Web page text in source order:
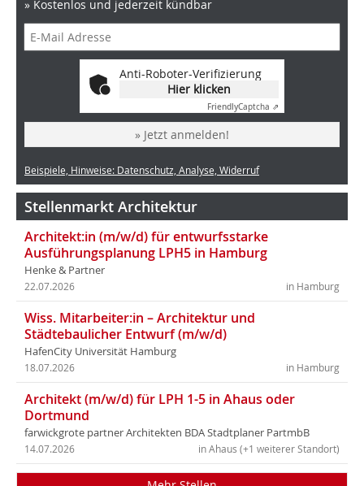
» Kostenlos und jederzeit kündbar
Anti-Roboter-Verifizierung
Hier klicken
FriendlyCaptcha ⇗
» Jetzt anmelden!
Beispiele, Hinweise: Datenschutz, Analyse, Widerruf
Stellenmarkt Architektur
Architekt:in (m/w/d) für entwurfsstarke
Ausführungsplanung LPH5 in Hamburg
Henke & Partner
in Hamburg
22.07.2026
Wiss. Mitarbeiter:in – Architektur und
Städtebaulicher Entwurf (m/w/d)
HafenCity Universität Hamburg
in Hamburg
18.07.2026
Architekt (m/w/d) für LPH 1-5 in Ahaus oder
Dortmund
farwickgrote partner Architekten BDA Stadtplaner PartmbB
in Ahaus (+1 weiterer Standort)
14.07.2026